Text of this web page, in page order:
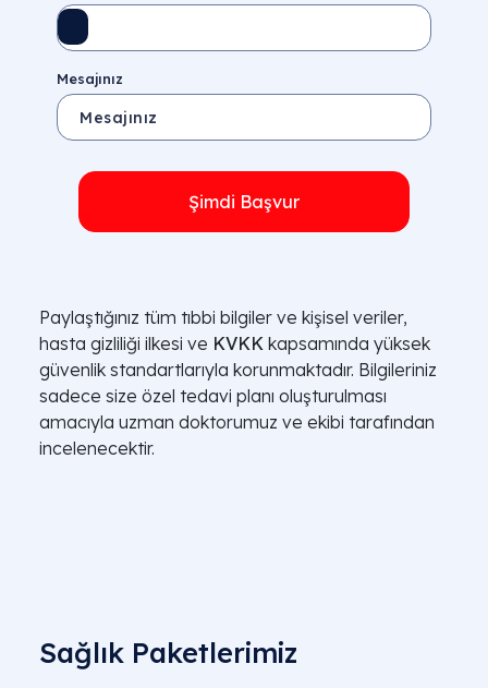
Mesajınız
Şimdi Başvur
Paylaştığınız tüm tıbbi bilgiler ve kişisel veriler,
hasta gizliliği ilkesi ve KVKK kapsamında yüksek
güvenlik standartlarıyla korunmaktadır. Bilgileriniz
sadece size özel tedavi planı oluşturulması
amacıyla uzman doktorumuz ve ekibi tarafından
incelenecektir.
Sağlık Paketlerimiz